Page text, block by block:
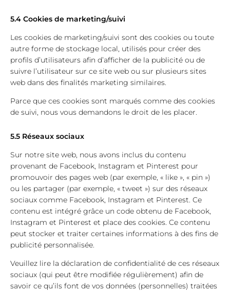
5.4 Cookies de marketing/suivi
Les cookies de marketing/suivi sont des cookies ou toute
autre forme de stockage local, utilisés pour créer des
profils d’utilisateurs afin d’afficher de la publicité ou de
suivre l’utilisateur sur ce site web ou sur plusieurs sites
web dans des finalités marketing similaires.
Parce que ces cookies sont marqués comme des cookies
de suivi, nous vous demandons le droit de les placer.
5.5 Réseaux sociaux
Sur notre site web, nous avons inclus du contenu
provenant de Facebook, Instagram et Pinterest pour
promouvoir des pages web (par exemple, « like », « pin »)
ou les partager (par exemple, « tweet ») sur des réseaux
sociaux comme Facebook, Instagram et Pinterest. Ce
contenu est intégré grâce un code obtenu de Facebook,
Instagram et Pinterest et place des cookies. Ce contenu
peut stocker et traiter certaines informations à des fins de
publicité personnalisée.
Veuillez lire la déclaration de confidentialité de ces réseaux
sociaux (qui peut être modifiée régulièrement) afin de
savoir ce qu’ils font de vos données (personnelles) traitées